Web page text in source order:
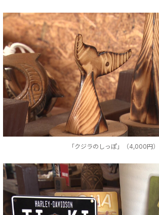
「クジラのしっぽ」（4,000円）